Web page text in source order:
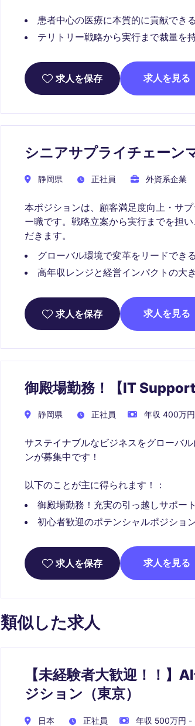
患者中心の医療に本質的に貢献でき
テリトリー戦略から実行まで裁量を
求人を保存 求人を見る
シニアサプライチェーン
静岡県 正社員 外資系企業
本ポジションは、顧客満足度向上・サ
ー職です。戦略立案から実行までを担
だきます。
グローバル環境で変革をリードでき
高年収レンジと経営インパクトの大
求人を保存 求人を見る
御殿場勤務！【IT
静岡県 正社員 年収 400万
サステイナブルなビジネスをグローバ
ンが募集中です！
以下のことが主に得られます！：
御殿場勤務！充実の引っ越しサポート
初心者歓迎のポテンシャルポジション
求人を保存 求人を見る
類似した求人
【未経験者大歓迎！！】
ジション（東京）
日本 正社員 年収 500万円 -